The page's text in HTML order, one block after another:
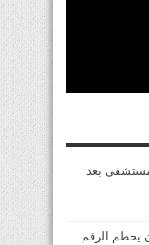
بعد
يحطم الرقم